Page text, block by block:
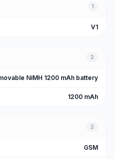
1
V1
2
NiMH 1200 mAh battery
1200 mAh
2
GSM